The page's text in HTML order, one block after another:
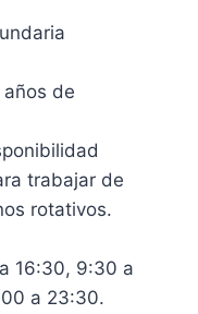
de
trabajar de
rotativos.
16:30, 9:30 a
a 23:30.